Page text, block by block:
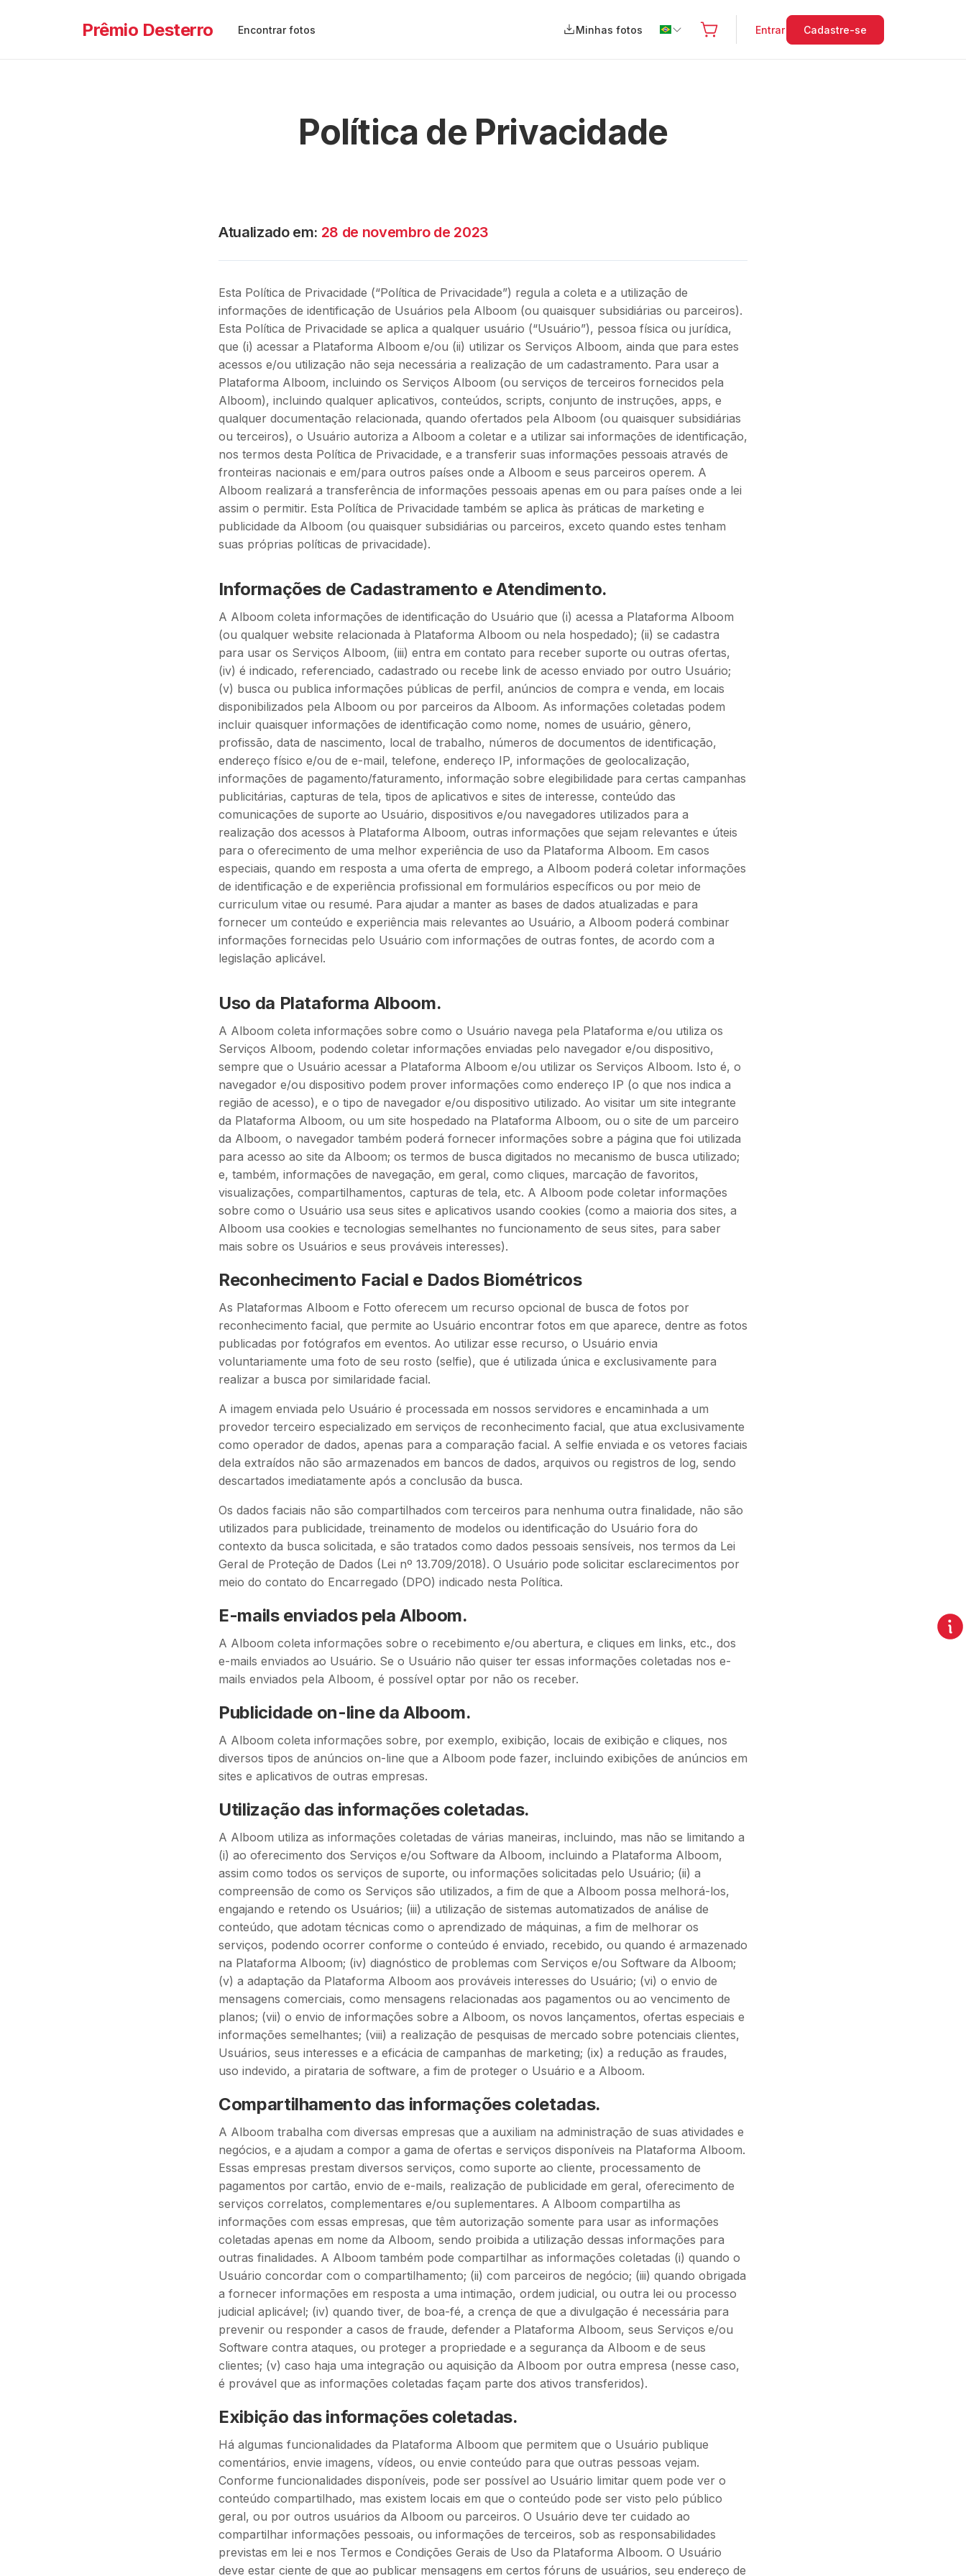
Prêmio Desterro Encontrar fotos Minhas fotos Entrar Cadastre-se
Política de Privacidade
Atualizado em: 28 de novembro de 2023
Esta Política de Privacidade (“Política de Privacidade”) regula a coleta e a utilização de
informações de identificação de Usuários pela Alboom (ou quaisquer subsidiárias ou parceiros).
Esta Política de Privacidade se aplica a qualquer usuário (“Usuário”), pessoa física ou jurídica,
que (i) acessar a Plataforma Alboom e/ou (ii) utilizar os Serviços Alboom, ainda que para estes
acessos e/ou utilização não seja necessária a realização de um cadastramento. Para usar a
Plataforma Alboom, incluindo os Serviços Alboom (ou serviços de terceiros fornecidos pela
Alboom), incluindo qualquer aplicativos, conteúdos, scripts, conjunto de instruções, apps, e
qualquer documentação relacionada, quando ofertados pela Alboom (ou quaisquer subsidiárias
ou terceiros), o Usuário autoriza a Alboom a coletar e a utilizar sai informações de identificação,
nos termos desta Política de Privacidade, e a transferir suas informações pessoais através de
fronteiras nacionais e em/para outros países onde a Alboom e seus parceiros operem. A
Alboom realizará a transferência de informações pessoais apenas em ou para países onde a lei
assim o permitir. Esta Política de Privacidade também se aplica às práticas de marketing e
publicidade da Alboom (ou quaisquer subsidiárias ou parceiros, exceto quando estes tenham
suas próprias políticas de privacidade).
Informações de Cadastramento e Atendimento.
A Alboom coleta informações de identificação do Usuário que (i) acessa a Plataforma Alboom
(ou qualquer website relacionada à Plataforma Alboom ou nela hospedado); (ii) se cadastra
para usar os Serviços Alboom, (iii) entra em contato para receber suporte ou outras ofertas,
(iv) é indicado, referenciado, cadastrado ou recebe link de acesso enviado por outro Usuário;
(v) busca ou publica informações públicas de perfil, anúncios de compra e venda, em locais
disponibilizados pela Alboom ou por parceiros da Alboom. As informações coletadas podem
incluir quaisquer informações de identificação como nome, nomes de usuário, gênero,
profissão, data de nascimento, local de trabalho, números de documentos de identificação,
endereço físico e/ou de e-mail, telefone, endereço IP, informações de geolocalização,
informações de pagamento/faturamento, informação sobre elegibilidade para certas campanhas
publicitárias, capturas de tela, tipos de aplicativos e sites de interesse, conteúdo das
comunicações de suporte ao Usuário, dispositivos e/ou navegadores utilizados para a
realização dos acessos à Plataforma Alboom, outras informações que sejam relevantes e úteis
para o oferecimento de uma melhor experiência de uso da Plataforma Alboom. Em casos
especiais, quando em resposta a uma oferta de emprego, a Alboom poderá coletar informações
de identificação e de experiência profissional em formulários específicos ou por meio de
curriculum vitae ou resumé. Para ajudar a manter as bases de dados atualizadas e para
fornecer um conteúdo e experiência mais relevantes ao Usuário, a Alboom poderá combinar
informações fornecidas pelo Usuário com informações de outras fontes, de acordo com a
legislação aplicável.
Uso da Plataforma Alboom.
A Alboom coleta informações sobre como o Usuário navega pela Plataforma e/ou utiliza os
Serviços Alboom, podendo coletar informações enviadas pelo navegador e/ou dispositivo,
sempre que o Usuário acessar a Plataforma Alboom e/ou utilizar os Serviços Alboom. Isto é, o
navegador e/ou dispositivo podem prover informações como endereço IP (o que nos indica a
região de acesso), e o tipo de navegador e/ou dispositivo utilizado. Ao visitar um site integrante
da Plataforma Alboom, ou um site hospedado na Plataforma Alboom, ou o site de um parceiro
da Alboom, o navegador também poderá fornecer informações sobre a página que foi utilizada
para acesso ao site da Alboom; os termos de busca digitados no mecanismo de busca utilizado;
e, também, informações de navegação, em geral, como cliques, marcação de favoritos,
visualizações, compartilhamentos, capturas de tela, etc. A Alboom pode coletar informações
sobre como o Usuário usa seus sites e aplicativos usando cookies (como a maioria dos sites, a
Alboom usa cookies e tecnologias semelhantes no funcionamento de seus sites, para saber
mais sobre os Usuários e seus prováveis interesses).
Reconhecimento Facial e Dados Biométricos
As Plataformas Alboom e Fotto oferecem um recurso opcional de busca de fotos por
reconhecimento facial, que permite ao Usuário encontrar fotos em que aparece, dentre as fotos
publicadas por fotógrafos em eventos. Ao utilizar esse recurso, o Usuário envia
voluntariamente uma foto de seu rosto (selfie), que é utilizada única e exclusivamente para
realizar a busca por similaridade facial.
A imagem enviada pelo Usuário é processada em nossos servidores e encaminhada a um
provedor terceiro especializado em serviços de reconhecimento facial, que atua exclusivamente
como operador de dados, apenas para a comparação facial. A selfie enviada e os vetores faciais
dela extraídos não são armazenados em bancos de dados, arquivos ou registros de log, sendo
descartados imediatamente após a conclusão da busca.
Os dados faciais não são compartilhados com terceiros para nenhuma outra finalidade, não são
utilizados para publicidade, treinamento de modelos ou identificação do Usuário fora do
contexto da busca solicitada, e são tratados como dados pessoais sensíveis, nos termos da Lei
Geral de Proteção de Dados (Lei nº 13.709/2018). O Usuário pode solicitar esclarecimentos por
meio do contato do Encarregado (DPO) indicado nesta Política.
E-mails enviados pela Alboom.
A Alboom coleta informações sobre o recebimento e/ou abertura, e cliques em links, etc., dos
e-mails enviados ao Usuário. Se o Usuário não quiser ter essas informações coletadas nos e-
mails enviados pela Alboom, é possível optar por não os receber.
Publicidade on-line da Alboom.
A Alboom coleta informações sobre, por exemplo, exibição, locais de exibição e cliques, nos
diversos tipos de anúncios on-line que a Alboom pode fazer, incluindo exibições de anúncios em
sites e aplicativos de outras empresas.
Utilização das informações coletadas.
A Alboom utiliza as informações coletadas de várias maneiras, incluindo, mas não se limitando a
(i) ao oferecimento dos Serviços e/ou Software da Alboom, incluindo a Plataforma Alboom,
assim como todos os serviços de suporte, ou informações solicitadas pelo Usuário; (ii) a
compreensão de como os Serviços são utilizados, a fim de que a Alboom possa melhorá-los,
engajando e retendo os Usuários; (iii) a utilização de sistemas automatizados de análise de
conteúdo, que adotam técnicas como o aprendizado de máquinas, a fim de melhorar os
serviços, podendo ocorrer conforme o conteúdo é enviado, recebido, ou quando é armazenado
na Plataforma Alboom; (iv) diagnóstico de problemas com Serviços e/ou Software da Alboom;
(v) a adaptação da Plataforma Alboom aos prováveis interesses do Usuário; (vi) o envio de
mensagens comerciais, como mensagens relacionadas aos pagamentos ou ao vencimento de
planos; (vii) o envio de informações sobre a Alboom, os novos lançamentos, ofertas especiais e
informações semelhantes; (viii) a realização de pesquisas de mercado sobre potenciais clientes,
Usuários, seus interesses e a eficácia de campanhas de marketing; (ix) a redução as fraudes,
uso indevido, a pirataria de software, a fim de proteger o Usuário e a Alboom.
Compartilhamento das informações coletadas.
A Alboom trabalha com diversas empresas que a auxiliam na administração de suas atividades e
negócios, e a ajudam a compor a gama de ofertas e serviços disponíveis na Plataforma Alboom.
Essas empresas prestam diversos serviços, como suporte ao cliente, processamento de
pagamentos por cartão, envio de e-mails, realização de publicidade em geral, oferecimento de
serviços correlatos, complementares e/ou suplementares. A Alboom compartilha as
informações com essas empresas, que têm autorização somente para usar as informações
coletadas apenas em nome da Alboom, sendo proibida a utilização dessas informações para
outras finalidades. A Alboom também pode compartilhar as informações coletadas (i) quando o
Usuário concordar com o compartilhamento; (ii) com parceiros de negócio; (iii) quando obrigada
a fornecer informações em resposta a uma intimação, ordem judicial, ou outra lei ou processo
judicial aplicável; (iv) quando tiver, de boa-fé, a crença de que a divulgação é necessária para
prevenir ou responder a casos de fraude, defender a Plataforma Alboom, seus Serviços e/ou
Software contra ataques, ou proteger a propriedade e a segurança da Alboom e de seus
clientes; (v) caso haja uma integração ou aquisição da Alboom por outra empresa (nesse caso,
é provável que as informações coletadas façam parte dos ativos transferidos).
Exibição das informações coletadas.
Há algumas funcionalidades da Plataforma Alboom que permitem que o Usuário publique
comentários, envie imagens, vídeos, ou envie conteúdo para que outras pessoas vejam.
Conforme funcionalidades disponíveis, pode ser possível ao Usuário limitar quem pode ver o
conteúdo compartilhado, mas existem locais em que o conteúdo pode ser visto pelo público
geral, ou por outros usuários da Alboom ou parceiros. O Usuário deve ter cuidado ao
compartilhar informações pessoais, ou informações de terceiros, sob as responsabilidades
previstas em lei e nos Termos e Condições Gerais de Uso da Plataforma Alboom. O Usuário
deve estar ciente de que ao publicar mensagens em certos fóruns de usuários, seu endereço de